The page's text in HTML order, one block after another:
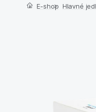
E-shop Hlavné